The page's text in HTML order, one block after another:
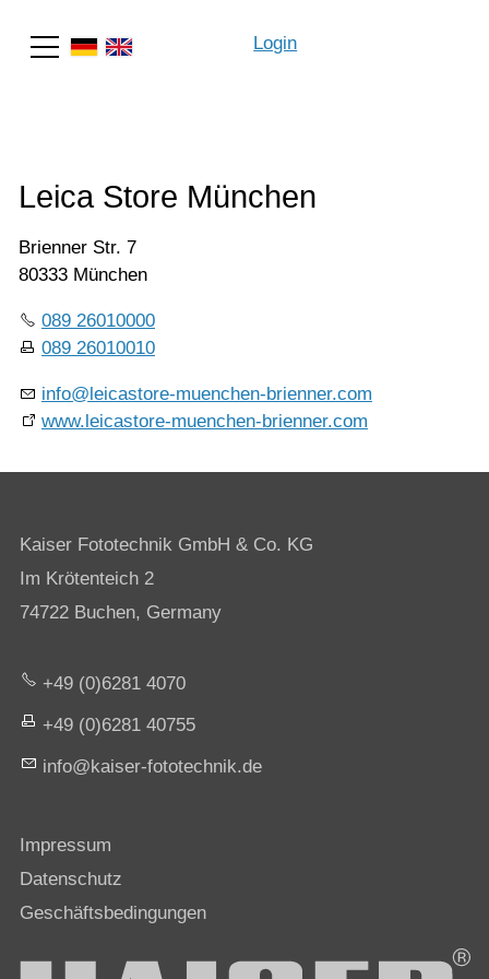
Login
Leica Store München
Brienner Str. 7
80333 München
089 26010000
089 26010010
info@leicastore-muenchen-brienner.com
www.leicastore-muenchen-brienner.com
Kaiser Fototechnik GmbH & Co. KG
Im Krötenteich 2
74722 Buchen, Germany
+49 (0)6281 4070
+49 (0)6281 40755
nf
k s r-f t t chn k d
Impressum
Datenschutz
Geschäftsbedingungen